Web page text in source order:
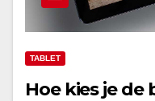
TABLET
Hoe kies je